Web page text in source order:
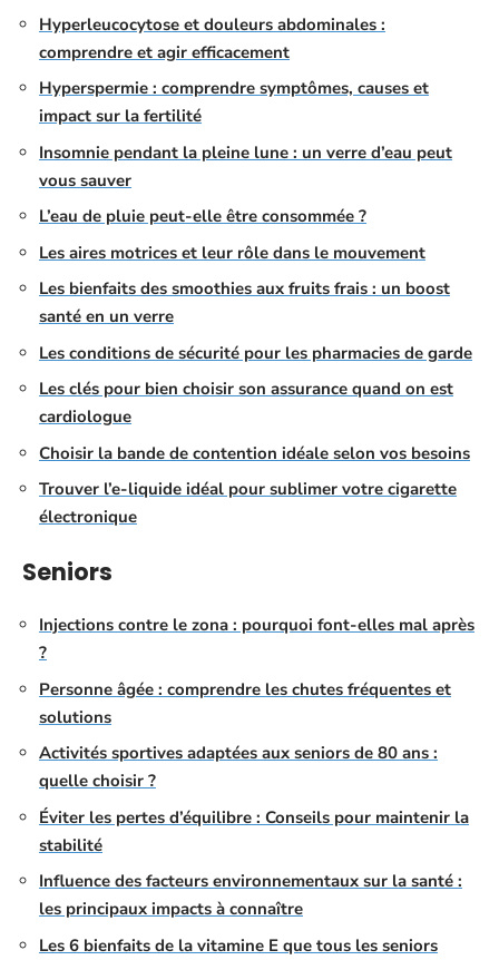
Hyperleucocytose et douleurs abdominales :
comprendre et agir efficacement
Hyperspermie : comprendre symptômes, causes et
impact sur la fertilité
Insomnie pendant la pleine lune : un verre d’eau peut
vous sauver
L’eau de pluie peut-elle être consommée ?
Les aires motrices et leur rôle dans le mouvement
Les bienfaits des smoothies aux fruits frais : un boost
santé en un verre
Les conditions de sécurité pour les pharmacies de garde
Les clés pour bien choisir son assurance quand on est
cardiologue
Choisir la bande de contention idéale selon vos besoins
Trouver l’e-liquide idéal pour sublimer votre cigarette
électronique
Seniors
Injections contre le zona : pourquoi font-elles mal après
?
Personne âgée : comprendre les chutes fréquentes et
solutions
Activités sportives adaptées aux seniors de 80 ans :
quelle choisir ?
Éviter les pertes d’équilibre : Conseils pour maintenir la
stabilité
Influence des facteurs environnementaux sur la santé :
les principaux impacts à connaître
Les 6 bienfaits de la vitamine E que tous les seniors